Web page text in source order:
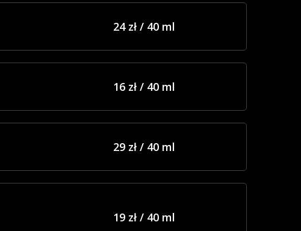
24 zł / 40 ml
16 zł / 40 ml
29 zł / 40 ml
19 zł / 40 ml